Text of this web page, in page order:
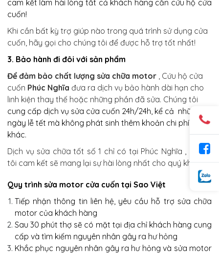
cam kết làm hài lòng tất cả khách hàng cần cứu hộ cửa
cuốn!
Khi cần bất kỳ trợ giúp nào trong quá trình sử dụng cửa
cuốn, hãy gọi cho chúng tôi để được hỗ trợ tốt nhất!
3. Bảo hành đi đôi với sản phẩm
Để đảm bảo chất lượng sửa chữa motor , Cứu hộ cửa
cuốn Phúc Nghĩa đưa ra dịch vụ bảo hành dài hạn cho
linh kiện thay thế hoặc những phần đã sửa. Chúng tôi
cung cấp dịch vụ sửa cửa cuốn 24h/24h, kể cả những
ngày lễ tết mà không phát sinh thêm khoản chi phí nào
khác.
Dịch vụ sửa chữa tốt số 1 chỉ có tại Phúc Nghĩa , chúng
tôi cam kết sẽ mang lại sự hài lòng nhất cho quý khách
Quy trình sửa motor cửa cuốn tại Sao Việt
Tiếp nhận thông tin liên hệ, yêu cầu hỗ trợ sửa chữa
motor của khách hàng
Sau 30 phút thợ sẽ có mặt tại địa chỉ khách hàng cung
cấp và tìm kiếm nguyên nhân gây ra hư hỏng
Khắc phục nguyên nhân gây ra hư hỏng và sửa motor